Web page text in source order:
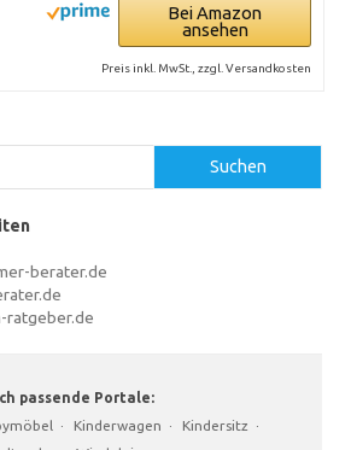
Bei Amazon
ansehen
Preis inkl. MwSt., zzgl. Versandkosten
Suchen
berater.de
ratgeber.de
passende Portale:
· Kinderwagen · Kindersitz ·